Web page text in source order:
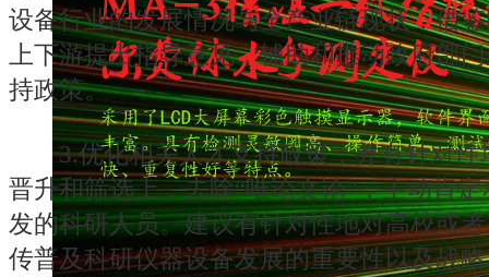
设备行业的发展情况与全产业链现状，借
上下游提出指导意见，辅助和推动政府部
持政策。
3.优化相关人才支持政策，并有针对性
晋升和筛选上，去除“唯论文论”，主动肯
发的科研人员。建议有针对性地对高校或
传普及科研仪器设备发展的重要性以及战